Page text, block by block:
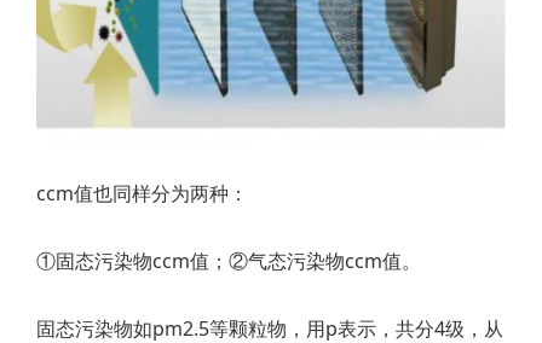
ccm值也同样分为两种：
①固态污染物ccm值；②气态污染物ccm值。
固态污染物如pm2.5等颗粒物，用p表示，共分4级，从